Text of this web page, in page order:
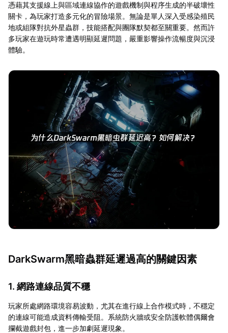
憑藉其支援線上與區域連線協作的遊戲機制與程序生成的半破壞性
關卡，為玩家打造多元化的冒險場景。無論是單人深入受感染殖民
地或組隊對抗外星蟲群，技能搭配與團隊默契都至關重要。然而許
多玩家在遊玩時常遭遇明顯延遲問題，嚴重影響操作流暢度與沉浸
體驗。
DarkSwarm黑暗蟲群延遲過高的關鍵因素
1. 網路連線品質不穩
玩家所處網路環境容易波動，尤其在進行線上合作模式時，不穩定
的連線可能造成資料傳輸受阻。系統防火牆或安全防護軟體偶爾會
攔截遊戲封包，進一步加劇延遲現象。